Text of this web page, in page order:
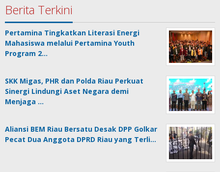
Berita Terkini
Pertamina Tingkatkan Literasi Energi
Mahasiswa melalui Pertamina Youth
Program 2…
SKK Migas, PHR dan Polda Riau Perkuat
Sinergi Lindungi Aset Negara demi
Menjaga …
Aliansi BEM Riau Bersatu Desak DPP Golkar
Pecat Dua Anggota DPRD Riau yang Terli…